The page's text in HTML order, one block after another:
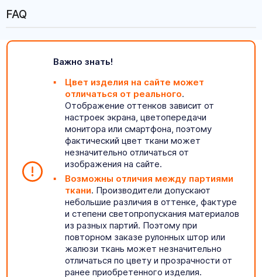
FAQ
Важно знать!
Цвет изделия на сайте может
отличаться от реального.
Отображение оттенков зависит от
настроек экрана, цветопередачи
монитора или смартфона, поэтому
фактический цвет ткани может
незначительно отличаться от
изображения на сайте.
Возможны отличия между партиями
ткани. Производители допускают
небольшие различия в оттенке, фактуре
и степени светопропускания материалов
из разных партий. Поэтому при
повторном заказе рулонных штор или
жалюзи ткань может незначительно
отличаться по цвету и прозрачности от
ранее приобретенного изделия.